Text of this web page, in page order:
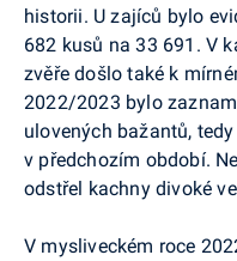
historii. U zajíců bylo
682 kusů na 33 691. V
zvěře došlo také k
2022/2023 bylo
ulovených bažantů,
v předchozím období.
odstřel kachny divoké
V mysliveckém roce